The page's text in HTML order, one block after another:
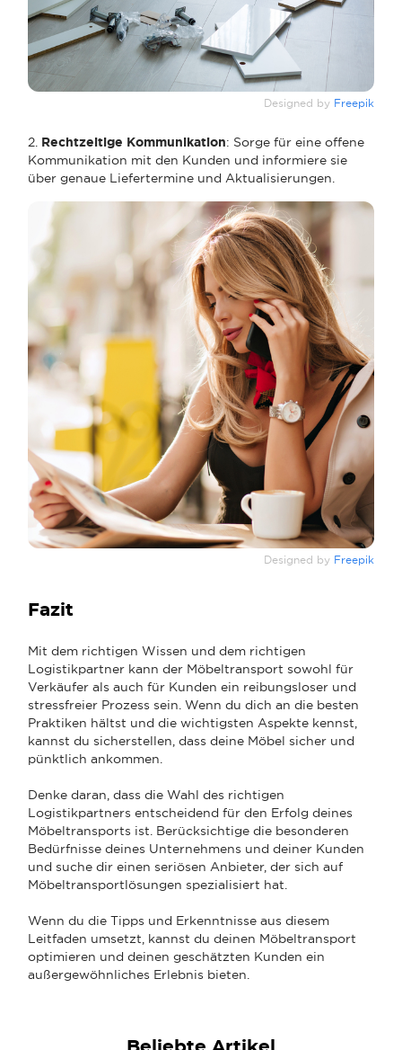
Designed by Freepik
2. Rechtzeitige Kommunikation: Sorge für eine offene
Kommunikation mit den Kunden und informiere sie
über genaue Liefertermine und Aktualisierungen.
Designed by Freepik
Fazit
Mit dem richtigen Wissen und dem richtigen
Logistikpartner kann der Möbeltransport sowohl für
Verkäufer als auch für Kunden ein reibungsloser und
stressfreier Prozess sein. Wenn du dich an die besten
Praktiken hältst und die wichtigsten Aspekte kennst,
kannst du sicherstellen, dass deine Möbel sicher und
pünktlich ankommen.
Denke daran, dass die Wahl des richtigen
Logistikpartners entscheidend für den Erfolg deines
Möbeltransports ist. Berücksichtige die besonderen
Bedürfnisse deines Unternehmens und deiner Kunden
und suche dir einen seriösen Anbieter, der sich auf
Möbeltransportlösungen spezialisiert hat.
Wenn du die Tipps und Erkenntnisse aus diesem
Leitfaden umsetzt, kannst du deinen Möbeltransport
optimieren und deinen geschätzten Kunden ein
außergewöhnliches Erlebnis bieten.